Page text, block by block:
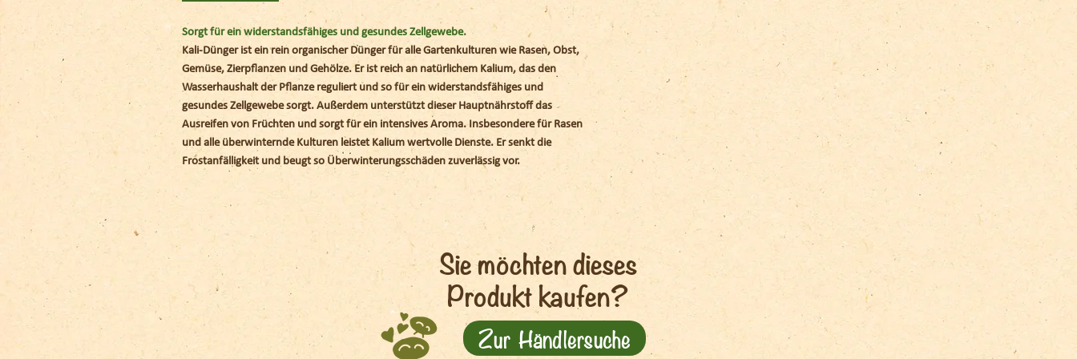
Sorgt für ein widerstandsfähiges und gesundes Zellgewebe.
Kali-Dünger ist ein rein organischer Dünger für alle Gartenkulturen wie Rasen, Obst,
Gemüse, Zierpflanzen und Gehölze. Er ist reich an natürlichem Kalium, das den
Wasserhaushalt der Pflanze reguliert und so für ein widerstandsfähiges und
gesundes Zellgewebe sorgt. Außerdem unterstützt dieser Hauptnährstoff das
Ausreifen von Früchten und sorgt für ein intensives Aroma. Insbesondere für Rasen
und alle überwinternde Kulturen leistet Kalium wertvolle Dienste. Er senkt die
Frostanfälligkeit und beugt so Überwinterungsschäden zuverlässig vor.
unterschiedliche Nährstoffe liefern und je nach Bedarf
eingesetzt werden können.
Was spricht für organische Dünger?
Es gibt mehrere Gründe, warum es beim natürlichen
Gärtnern empfohlen wird, organische Dünger zu
verwenden:
1. Umweltfreundlichkeit: Organische Dünger bestehen
aus natürlichen Materialien wie Kompost, tierische
Ausgangstoffe, Pflanzenrückständen und Mineralien.
Sie sind biologisch abbaubar und belasten die Umwelt
weniger als synthetische Düngemittel.
2. Bodengesundheit: Organische Dünger tragen zur
Verbesserung der Bodenstruktur, zur Förderung der
Bodenfruchtbarkeit und zur Erhaltung der
Mikroorganismen im Boden bei. Sie versorgen den
Boden mit wichtigen Nährstoffen auf natürliche Weise
Sie möchten dieses
Produkt kaufen?
Zur Händlersuche